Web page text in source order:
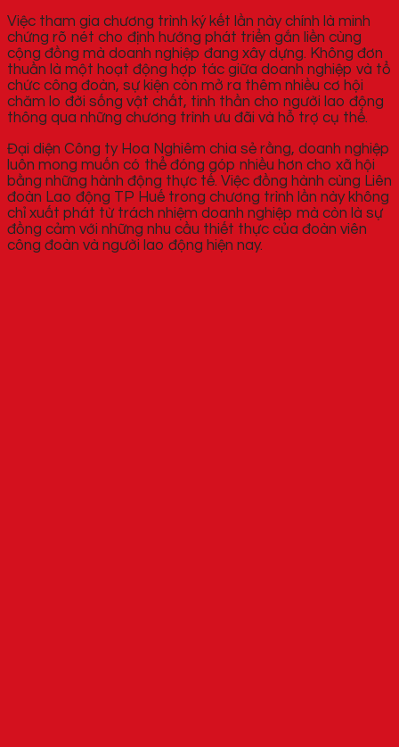
Việc tham gia chương trình ký kết lần này chính là minh
chứng rõ nét cho định hướng phát triển gắn liền cùng
cộng đồng mà doanh nghiệp đang xây dựng. Không đơn
thuần là một hoạt động hợp tác giữa doanh nghiệp và tổ
chức công đoàn, sự kiện còn mở ra thêm nhiều cơ hội
chăm lo đời sống vật chất, tinh thần cho người lao động
thông qua những chương trình ưu đãi và hỗ trợ cụ thể.
Đại diện Công ty Hoa Nghiêm chia sẻ rằng, doanh nghiệp
luôn mong muốn có thể đóng góp nhiều hơn cho xã hội
bằng những hành động thực tế. Việc đồng hành cùng Liên
đoàn Lao động TP Huế trong chương trình lần này không
chỉ xuất phát từ trách nhiệm doanh nghiệp mà còn là sự
đồng cảm với những nhu cầu thiết thực của đoàn viên
công đoàn và người lao động hiện nay.